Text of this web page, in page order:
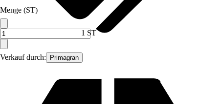
Verkauf durch: Primagran
Menge (ST)
1 ST